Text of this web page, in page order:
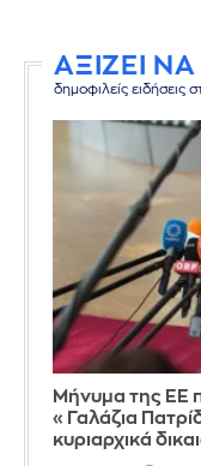
ΑΞΙΖΕΙ
δημοφιλείς ειδήσεις
Μήνυμα της ΕΕ
«Γαλάζια
κυριαρχικά